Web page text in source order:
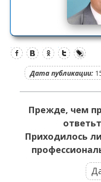
Дата публикации:
Прежде, чем
Приходилось